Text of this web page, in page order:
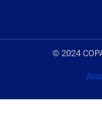
© 2024